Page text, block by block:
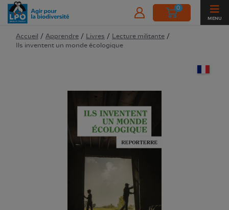
0
MENU
Accueil / Apprendre / Livres / Lecture militante /
Ils inventent un monde écologique